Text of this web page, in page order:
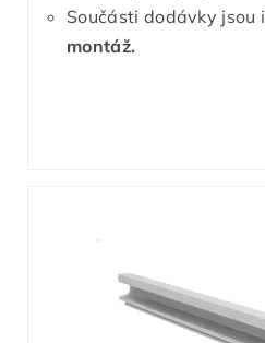
Součásti dodávky jsou i
montáž.